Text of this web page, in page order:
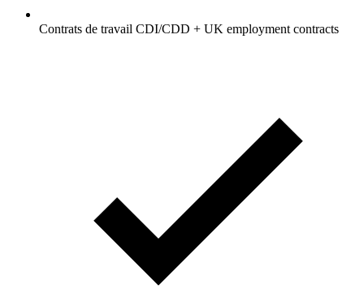
Contrats de travail CDI/CDD + UK employment contracts